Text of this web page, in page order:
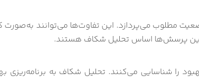
مطلوب می‌پردازد. این تفاوت‌ها می‌توانند به‌صورت
این پرسش‌ها اساس تحلیل شکاف هستند.
را شناسایی می‌کنند. تحلیل شکاف به برنامه‌ریزی